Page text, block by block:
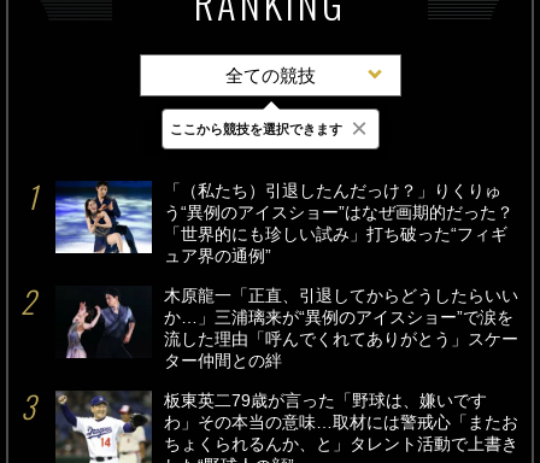
全ての競技
最新 24時間 週間
「（私たち）引退したんだっけ？」りくりゅ
う“異例のアイスショー”はなぜ画期的だった？
「世界的にも珍しい試み」打ち破った“フィギ
ュア界の通例”
木原龍一「正直、引退してからどうしたらいい
か…」三浦璃来が“異例のアイスショー”で涙を
流した理由「呼んでくれてありがとう」スケー
ター仲間との絆
板東英二79歳が言った「野球は、嫌いです
わ」その本当の意味…取材には警戒心「またお
ちょくられるんか、と」タレント活動で上書き
ここから競技を選択できます ×